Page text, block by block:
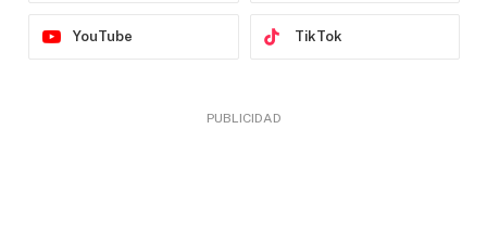
YouTube TikTok
PUBLICIDAD